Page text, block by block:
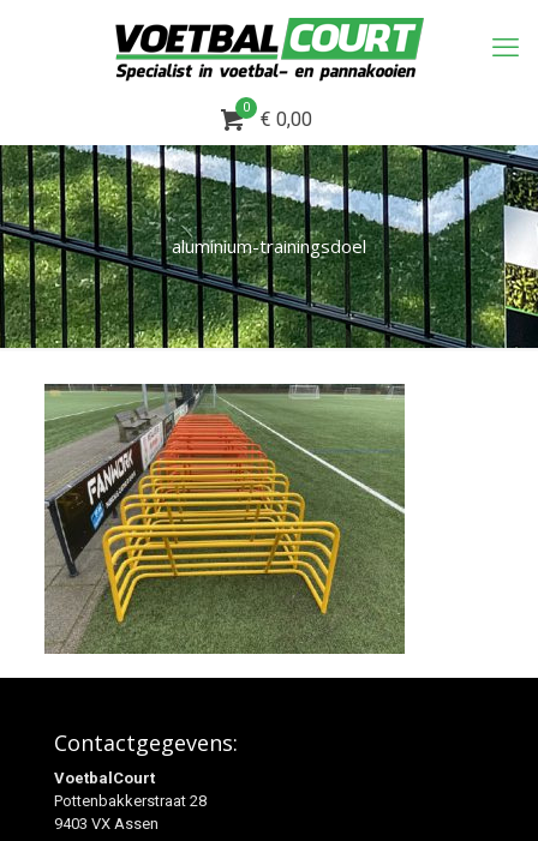
0
€ 0,00
aluminium-trainingsdoel
Contactgegevens:
VoetbalCourt
Pottenbakkerstraat 28
9403 VX Assen